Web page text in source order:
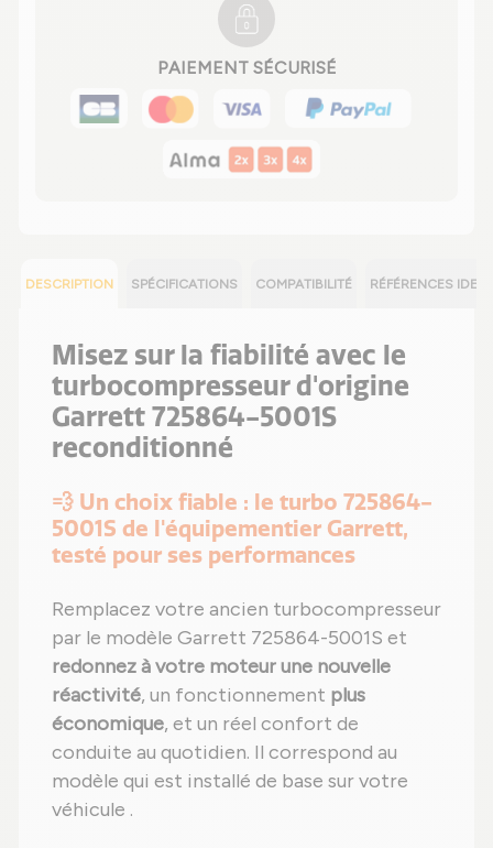
PAIEMENT SÉCURISÉ
DESCRIPTION SPÉCIFICATIONS COMPATIBILITÉ RÉFÉRENCES
Misez sur la fiabilité avec le
turbocompresseur d'origine
Garrett 725864-5001S
reconditionné
💨 Un choix fiable : le turbo 725864-
5001S de l'équipementier Garrett,
testé pour ses performances
Remplacez votre ancien turbocompresseur
par le modèle Garrett 725864-5001S et
redonnez à votre moteur une nouvelle
réactivité, un fonctionnement plus
économique, et un réel confort de
conduite au quotidien. Il correspond au
modèle qui est installé de base sur votre
véhicule .